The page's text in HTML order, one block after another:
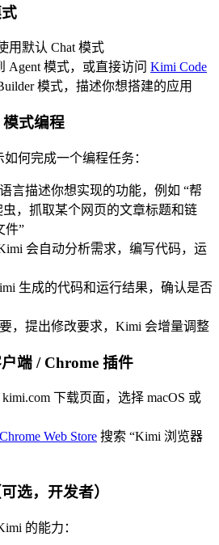
用默认 Chat 模式
模式，或直接访问 Kimi Code
模式，描述你想搭建的应用
式编程
何完成一个编程任务：
言描述你想实现的功能，例如 “帮
虫，抓取某个网页的文章标题和链
件”
会自动分析需求，编写代码，运
生成的代码和运行结果，确认是否
，提出修改要求，Kimi 会增量调整
端 / Chrome 插件
kimi.com 下载页面，选择 macOS 或
Chrome Web Store 搜索 “Kimi 浏览器
选，开发者）
的能力：